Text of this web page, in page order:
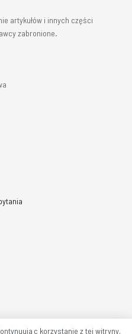
artykułów i innych części
zabronione.
korzystanie z tej witryny,